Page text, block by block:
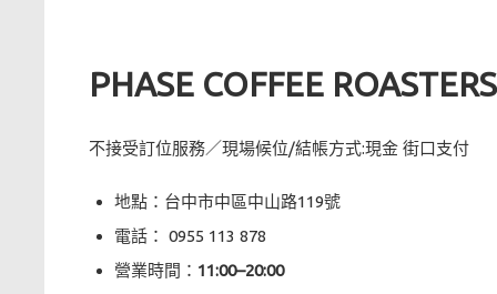
PHASE COFFEE ROASTERS
不接受訂位服務／現場候位/結帳方式:現金 街口支付
地點：台中市中區中山路119號
電話： 0955 113 878
營業時間： 11:00–20:00